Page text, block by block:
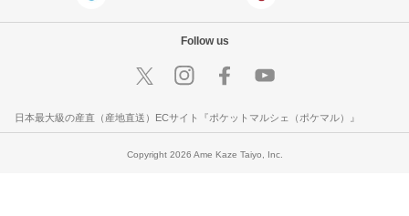
Follow us
日本最大級の産直（産地直送）ECサイト『ポケットマルシェ（ポケマル）』
Copyright 2026 Ame Kaze Taiyo, Inc.